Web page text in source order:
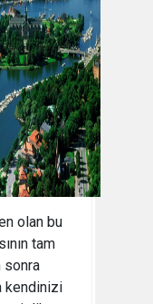
olan bu
tam
sonra
kendinizi